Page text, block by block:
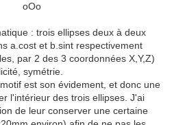
oOo
: trois ellipses deux à deux
a.cost et b.sint respectivement
par 2 des 3 coordonnées X,Y,Z)
symétrie.
est son évidement, et donc une
l'intérieur des trois ellipses. J'ai
de leur conserver une certaine